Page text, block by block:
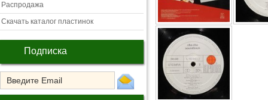
Распродажа
Скачать каталог пластинок
Подписка